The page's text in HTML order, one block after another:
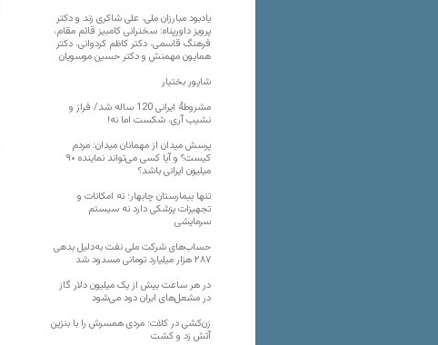
یادبود مبارزان ملی، علی شاکری زند و دکتر
پرویز داورپناه: سخنرانی کامبیز قائم مقام،
فرهنگ قاسمی، دکتر کاظم کردوانی، دکتر
همایون مهمنش و دکتر حسین موسویان
شاپور بختیار
مشروطۀ ایرانی 120 ساله شد/ فراز و
نشیب آری، شکست اما نه!
پرسش میدان از مهمانان میدان: مردم
کیست؟ و آیا کسی می‌تواند نماینده ۹۰
میلیون ایرانی باشد؟
تنها بیمارستان چابهار؛ نه امکانات و
تجهیزات پزشکی دارد نه سیستم
سرمایشی
حساب‌های شرکت ملی نفت به‌دلیل بدهی
۲۸۷ هزار میلیارد تومانی مسدود شد
در هر ساعت بیش از یک میلیون دلار گاز
در مشعل‌های ایران دود می‌شود
زن‌کشی در کلات؛ مردی همسرش را با بنزین
آتش زد و کشت